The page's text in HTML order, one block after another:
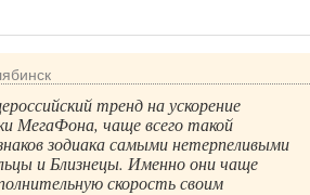
тренд на ускорение
МегаФона, чаще всего такой
зодиака самыми нетерпеливыми
и Близнецы. Именно они чаще
скорость своим